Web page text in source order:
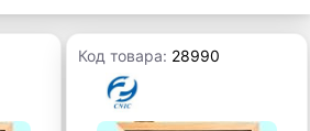
Код товара: 28990